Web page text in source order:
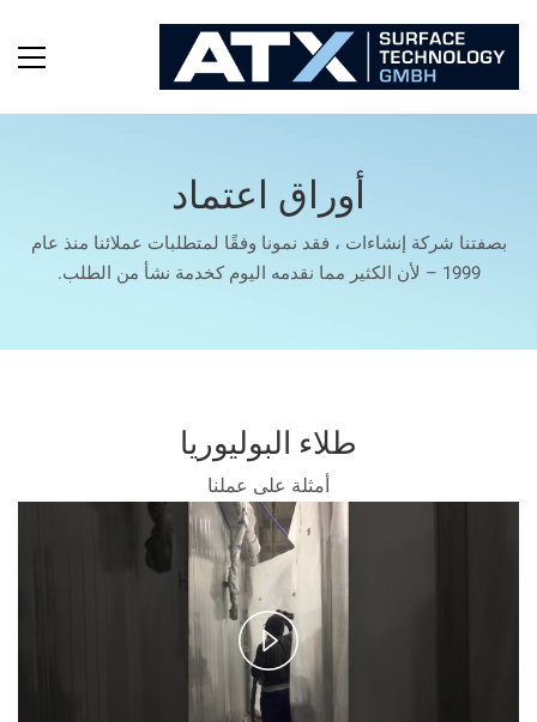
أوراق اعتماد
بصفتنا شركة إنشاءات ، فقد نمونا وفقًا لمتطلبات عملائنا منذ عام
1999 – لأن الكثير مما نقدمه اليوم كخدمة نشأ من الطلب.
طلاء البوليوريا
أمثلة على عملنا
Play